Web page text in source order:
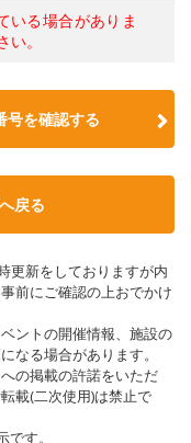
いる場合がありま
。
号を確認する
戻る
更新をしておりますが内
前にご確認の上おでかけ
ントの開催情報、施設の
なる場合があります。
の掲載の許諾をいただ
載(二次使用)は禁止で
す。